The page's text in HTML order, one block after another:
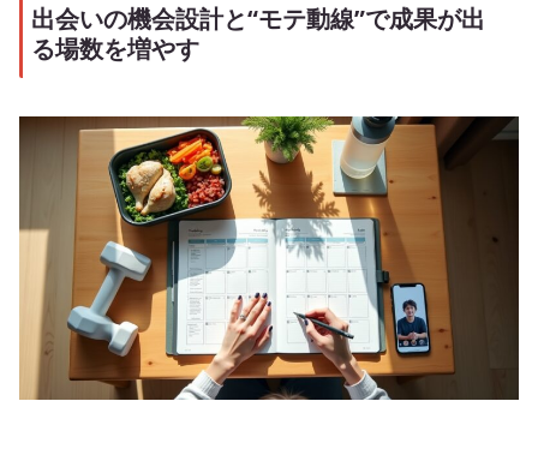
出会いの機会設計と“モテ動線”で成果が出
る場数を増やす